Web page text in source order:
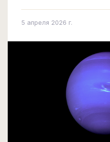
5 апреля 2026 г.